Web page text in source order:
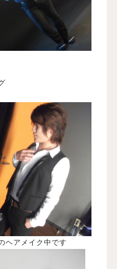
ヘアメイク中です